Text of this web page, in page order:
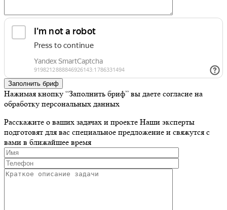
Заполнить бриф
Нажимая кнопку “Заполнить бриф” вы даете согласие на
обработку персональных данных
Расскажите о ваших задачах и проекте Наши эксперты
подготовят для вас специальное предложение и свяжутся с
вами в ближайшее время